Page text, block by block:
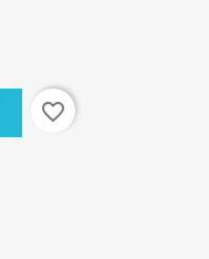
favorite_border